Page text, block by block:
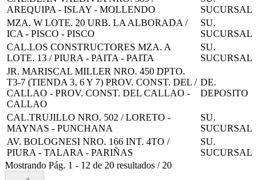
AREQUIPA - ISLAY - MOLLENDO
SUCURSAL
MZA. W LOTE. 20 URB. LA ALBORADA /
ICA - PISCO - PISCO
SU.
SUCURSAL
CAL.LOS CONSTRUCTORES MZA. A
LOTE. 13 / PIURA - PAITA - PAITA
SU.
SUCURSAL
JR. MARISCAL MILLER NRO. 450 DPTO.
T3-7 (TIENDA 3, 6 Y 7) PROV. CONST. DEL /
CALLAO - PROV. CONST. DEL CALLAO -
CALLAO
DE.
DEPOSITO
CAL.TRUJILLO NRO. 502 / LORETO -
MAYNAS - PUNCHANA
SU.
SUCURSAL
AV. BOLOGNESI NRO. 166 INT. 4TO /
PIURA - TALARA - PARIÑAS
SU.
SUCURSAL
Mostrando Pág. 1 - 12 de 20 resultados / 20